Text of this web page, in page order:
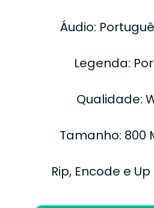
Áudio:
Legenda:
Qualidade:
Tamanho: 800
Rip, Encode e